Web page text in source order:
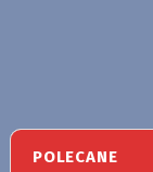
POLECANE